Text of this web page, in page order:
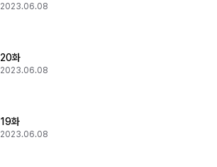
2023.06.08
20화
2023.06.08
19화
2023.06.08